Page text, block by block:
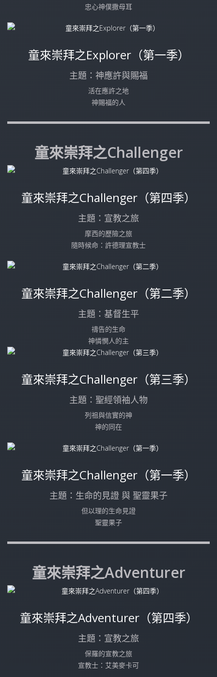
忠心神僕撒母耳
童來崇拜之Explorer（第一季）
主題：神應許與賜福
活在應許之地
神賜福的人
童來崇拜之Challenger
童來崇拜之Challenger（第四季）
主題：宣教之旅
摩西的歷險之旅
隨時候命：許德理宣教士
童來崇拜之Challenger（第二季）
主題：基督生平
禱告的生命
神憐憫人的主
童來崇拜之Challenger（第三季）
主題：聖經領袖人物
列祖與信實的神
神的同在
童來崇拜之Challenger（第一季）
主題：生命的見證 與 聖靈果子
但以理的生命見證
聖靈果子
童來崇拜之Adventurer
童來崇拜之Adventurer（第四季）
主題：宣教之旅
保羅的宣教之旅
宣教士：艾美麥卡可